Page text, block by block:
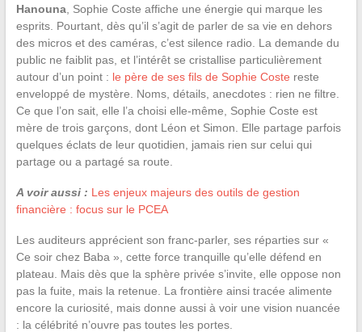
Hanouna, Sophie Coste affiche une énergie qui marque les
esprits. Pourtant, dès qu’il s’agit de parler de sa vie en dehors
des micros et des caméras, c’est silence radio. La demande du
public ne faiblit pas, et l’intérêt se cristallise particulièrement
autour d’un point : le père de ses fils de Sophie Coste reste
enveloppé de mystère. Noms, détails, anecdotes : rien ne filtre.
Ce que l’on sait, elle l’a choisi elle-même, Sophie Coste est
mère de trois garçons, dont Léon et Simon. Elle partage parfois
quelques éclats de leur quotidien, jamais rien sur celui qui
partage ou a partagé sa route.
A voir aussi : Les enjeux majeurs des outils de gestion
financière : focus sur le PCEA
Les auditeurs apprécient son franc-parler, ses réparties sur «
Ce soir chez Baba », cette force tranquille qu’elle défend en
plateau. Mais dès que la sphère privée s’invite, elle oppose non
pas la fuite, mais la retenue. La frontière ainsi tracée alimente
encore la curiosité, mais donne aussi à voir une vision nuancée
: la célébrité n’ouvre pas toutes les portes.